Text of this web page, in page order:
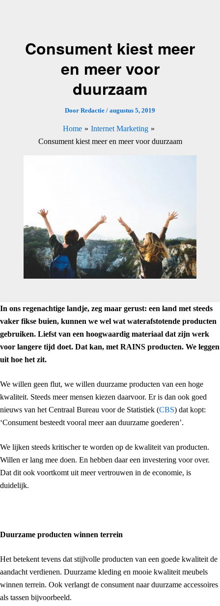
Consument kiest meer
en meer voor
duurzaam
Door Redactie / augustus 5, 2019
Home
Internet Marketing
Consument kiest meer en meer voor duurzaam
In ons regenachtige landje, zeg maar gerust: een land met steeds
vaker fikse buien, kunnen we wel wat waterafstotende producten
gebruiken. Liefst van een hoogwaardig materiaal dat zijn werk
voor langere tijd doet. Dat kan, met RAINS producten. We leggen
uit hoe het zit.
We willen geen flut, we willen duurzame producten van een hoge
kwaliteit. Steeds meer mensen kiezen daarvoor. Er is dan ook goed
nieuws van het Centraal Bureau voor de Statistiek (CBS) dat kopt:
‘Consument besteedt vooral meer aan duurzame goederen’.
We lijken steeds kritischer te worden op de kwaliteit van producten.
Willen er lang mee doen. En hebben daar een investering voor over.
Dat dit ook voortkomt uit meer vertrouwen in de economie, is
duidelijk.
Duurzame producten winnen terrein
Het betekent tevens dat stijlvolle producten van een goede kwaliteit de
aandacht verdienen. Duurzame kleding en mooie kwaliteit meubels
winnen terrein. Ook verlangt de consument naar duurzame accessoires
als tassen bijvoorbeeld.